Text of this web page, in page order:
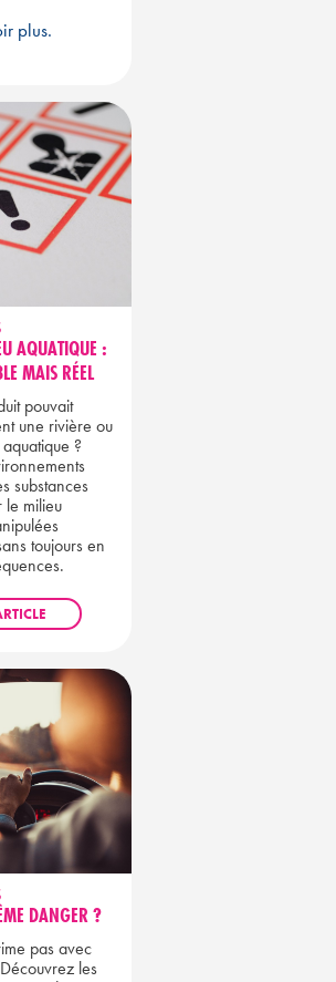
plus.
AQUATIQUE :
MAIS RÉEL
pouvait
une rivière ou
?
substances
le milieu
toujours en
DANGER ?
pas avec
les